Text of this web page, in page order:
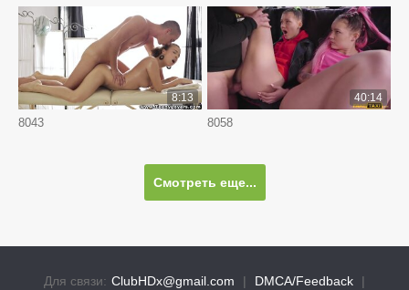
8043
8:13
8058
40:14
Смотреть еще...
Для связи: ClubHDx@gmail.com | DMCA/Feedback
|